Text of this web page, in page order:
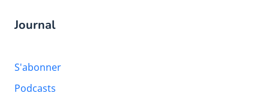
Journal
S'abonner
Podcasts